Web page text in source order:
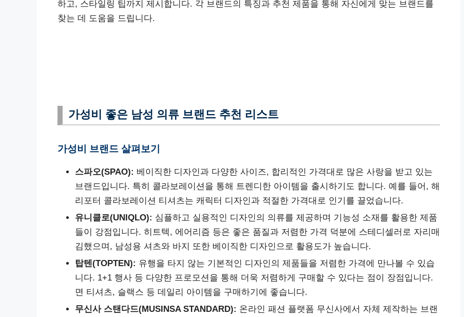
하고, 스타일링 팁까지 제시합니다. 각 브랜드의 특징과 추천 제품을 통해 자신에게 맞는 브랜드를
찾는 데 도움을 드립니다.
가성비 좋은 남성 의류 브랜드 추천 리스트
가성비 브랜드 살펴보기
스파오(SPAO): 베이직한 디자인과 다양한 사이즈, 합리적인 가격대로 많은 사랑을 받고 있는
브랜드입니다. 특히 콜라보레이션을 통해 트렌디한 아이템을 출시하기도 합니다. 예를 들어, 해
리포터 콜라보레이션 티셔츠는 캐릭터 디자인과 적절한 가격대로 인기를 끌었습니다.
유니클로(UNIQLO): 심플하고 실용적인 디자인의 의류를 제공하며 기능성 소재를 활용한 제품
들이 강점입니다. 히트텍, 에어리즘 등은 좋은 품질과 저렴한 가격 덕분에 스테디셀러로 자리매
김했으며, 남성용 셔츠와 바지 또한 베이직한 디자인으로 활용도가 높습니다.
탑텐(TOPTEN): 유행을 타지 않는 기본적인 디자인의 제품들을 저렴한 가격에 만나볼 수 있습
니다. 1+1 행사 등 다양한 프로모션을 통해 더욱 저렴하게 구매할 수 있다는 점이 장점입니다.
면 티셔츠, 슬랙스 등 데일리 아이템을 구매하기에 좋습니다.
무신사 스탠다드(MUSINSA STANDARD): 온라인 패션 플랫폼 무신사에서 자체 제작하는 브랜